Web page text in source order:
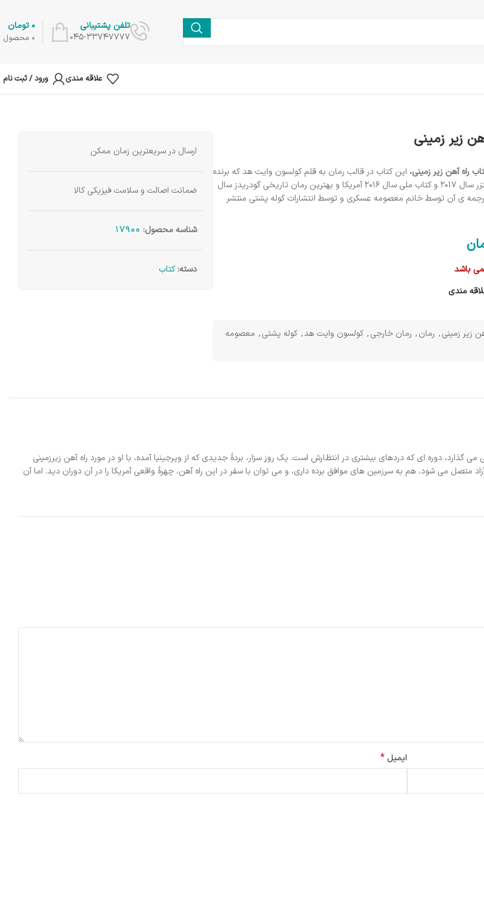
تلفن پشتیبانی
045-33747777
0 محصول
0 تومان
علاقه مندی ورود / ثبت نام
زیر زمینی
راه آهن زیر زمینی، این کتاب در قالب رمان به قلم کولسون وایت هد که برنده
ی جایزه ی پولیتزر سال 2017 و کتاب ملی سال 2016 آمریکا و بهترین رمان تاریخی گودریدز سال
ترجمه ی آن توسط خانم معصومه عسکری و توسط انتشارات کوله پشتی منتشر
باشد
مندی
زیر زمینی, رمان, رمان خارجی, کولسون وایت هد, کوله پشتی, معصومه
ارسال در سریعترین زمان ممکن
ضمانت اصالت و سلامت فیزیکی کالا
شناسه محصول: 17900
دسته: کتاب
دوره ای که دردهای بیشتری در انتظارش است. یک روز سزار، بردۀ جدیدی که از ویرجینیا آمده، با او در مورد راه آهن زیرزمینی
می شود، هم به سرزمین های موافق برده داری، و می توان با سفر در این راه آهن، چهرۀ واقعی آمریکا را در آن دوران دید. اما آن
ایمیل*